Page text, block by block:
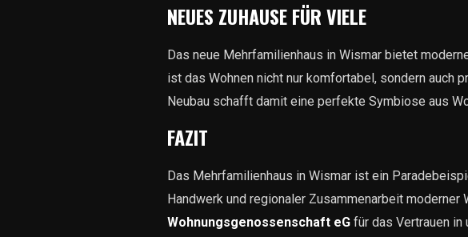
NEUES ZUHAUSE FÜR VIELE
Das neue Mehrfamilienhaus in Wismar bietet
ist das Wohnen nicht nur komfortabel, sondern auch
Neubau schafft damit eine perfekte Symbiose aus
FAZIT
Das Mehrfamilienhaus in Wismar ist ein
Handwerk und regionaler Zusammenarbeit
Wohnungsgenossenschaft eGfür das Vertrauen in